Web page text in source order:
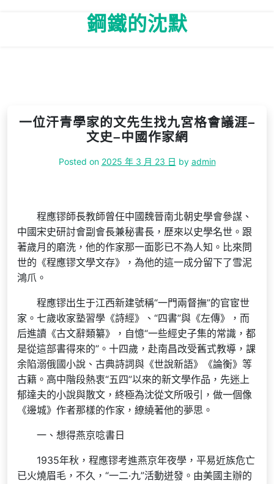
鋼鐵的沈默
一位汗青學家的文先生找九宮格會議涯–
文史–中國作家網
Posted on 2025 年 3 月 23 日 by admin
程應镠師長教師曾任中國魏晉南北朝史學會參謀、
中國宋史研討會副會長兼秘書長，歷來以史學名世。跟
著歲月的磨洗，他的作家那一面影已不為人知。比來問
世的《程應镠文學文存》，為他的這一成分留下了雪泥
鴻爪。
程應镠出生于江西新建號稱“一門兩督撫”的官宦世
家。七歲收家塾習學《詩經》、“四書”與《左傳》，而
后進讀《古文辭類纂》，自憶“一些經史子集的常識，都
是從這部書得來的”。十四歲，赴南昌改受舊式教導，課
余陷溺俄國小說、古典詩詞與《世說新語》《論衡》等
古籍。高中階段熱衷“五四”以來的新文學作品，先迷上
郁達夫的小說與散文，終極為沈從文所吸引，做一個像
《邊城》作者那樣的作家，繚繞著他的夢思。
一、想得燕京唸書日
1935年秋，程應镠考進燕京年夜學，平易近族危亡
已火燒眉毛，不久，“一二·九”活動迸發。由美國主辦的